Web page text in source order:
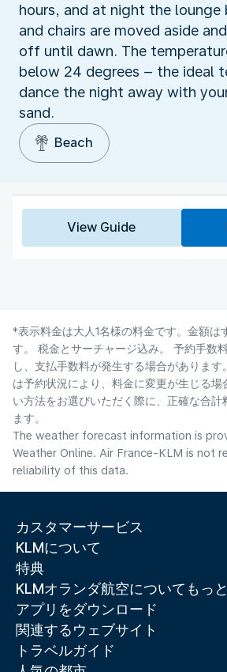
hours, and at night the lounge
and chairs are moved aside
off until dawn. The
below 24 degrees – the ideal
dance the night away with
sand.
Beach
View Guide
*表示料金は大人1名様の料金です。金額は
す。 税金とサーチャージ込み。 予約手数
し、支払手数料が発生する場合がありま
は予約状況により、料金に変更が生じる場
い方法をお選びいただく際に、正確な合計
ます。
The weather forecast information is
Weather Online. Air France-KLM is not
reliability of this data.
カスタマーサービス
KLMについて
特典
KLMオランダ航空についてもっ
アプリをダウンロード
関連するウェブサイト
トラベルガイド